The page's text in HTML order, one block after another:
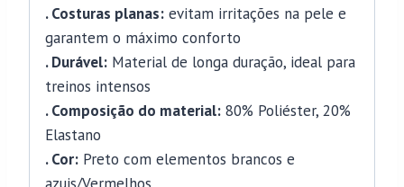
. Costuras planas: evitam irritações na pele e
garantem o máximo conforto
. Durável: Material de longa duração, ideal para
treinos intensos
. Composição do material: 80% Poliéster, 20%
Elastano
. Cor: Preto com elementos brancos e